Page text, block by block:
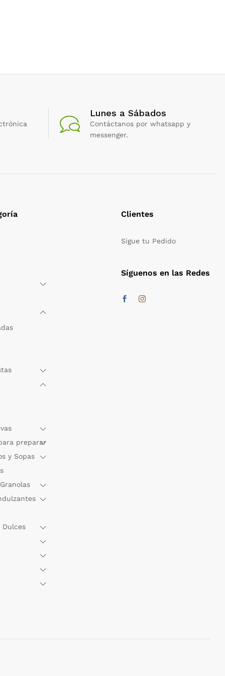
Lunes a Sábados
Contáctanos por whatsapp y
messenger.
preparar
y Sopas
Dulces
Clientes
Sigue tu Pedido
Síguenos en las Redes